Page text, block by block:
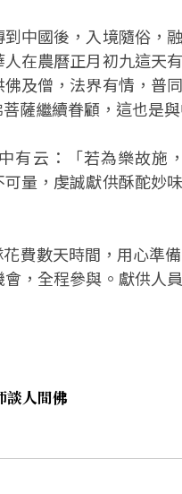
中國後，入境隨俗，
在農曆正月初九這天
及僧，法界有情，普
薩繼續眷顧，這也是
有云：「若為樂故施
量，虔誠獻供酥酡妙
費數天時間，用心準
，全程參與。獻供人
人間佛